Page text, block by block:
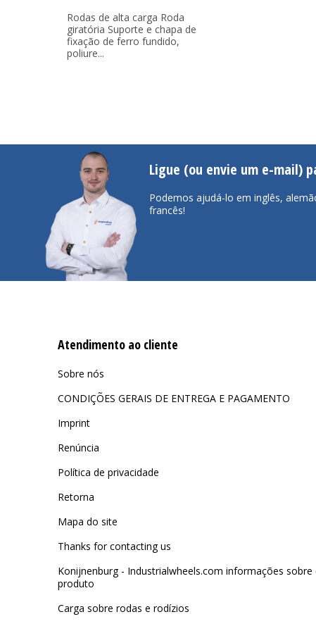
Rodas de alta carga Roda
giratória Suporte e chapa de
fixação de ferro fundido,
poliure...
Ligue (ou envie um e-mail)
Podemos ajudá-lo em inglês,
francês!
Atendimento ao cliente
Sobre nós
CONDIÇÕES GERAIS DE ENTREGA E PAGAMENTO
Imprint
Renúncia
Política de privacidade
Retorna
Mapa do site
Thanks for contacting us
Konijnenburg - Industrialwheels.com informações sobre
produto
Carga sobre rodas e rodízios